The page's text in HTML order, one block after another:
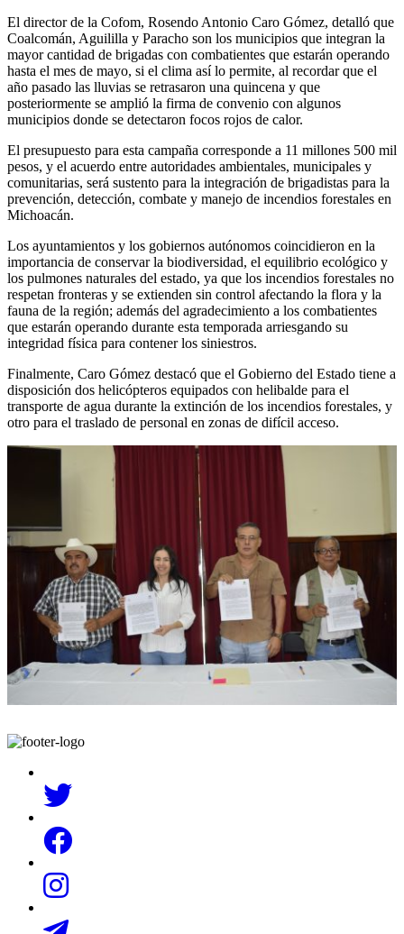
El director de la Cofom, Rosendo Antonio Caro Gómez, detalló que
Coalcomán, Aguililla y Paracho son los municipios que integran la
mayor cantidad de brigadas con combatientes que estarán operando
hasta el mes de mayo, si el clima así lo permite, al recordar que el
año pasado las lluvias se retrasaron una quincena y que
posteriormente se amplió la firma de convenio con algunos
municipios donde se detectaron focos rojos de calor.
El presupuesto para esta campaña corresponde a 11 millones 500 mil
pesos, y el acuerdo entre autoridades ambientales, municipales y
comunitarias, será sustento para la integración de brigadistas para la
prevención, detección, combate y manejo de incendios forestales en
Michoacán.
Los ayuntamientos y los gobiernos autónomos coincidieron en la
importancia de conservar la biodiversidad, el equilibrio ecológico y
los pulmones naturales del estado, ya que los incendios forestales no
respetan fronteras y se extienden sin control afectando la flora y la
fauna de la región; además del agradecimiento a los combatientes
que estarán operando durante esta temporada arriesgando su
integridad física para contener los siniestros.
Finalmente, Caro Gómez destacó que el Gobierno del Estado tiene a
disposición dos helicópteros equipados con helibalde para el
transporte de agua durante la extinción de los incendios forestales, y
otro para el traslado de personal en zonas de difícil acceso.